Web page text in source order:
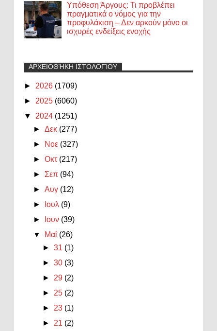
Υπόθεση Άργους: Τι προβλέπει
πραγματικά ο νόμος για την
προφυλάκιση – Δεν αρκούν μόνο οι
ισχυρές ενδείξεις ενοχής
ΑΡΧΕΙΟΘΉΚΗ ΙΣΤΟΛΟΓΊΟΥ
► 2026 (1709)
► 2025 (6060)
▼ 2024 (1251)
►Δεκ (277)
►
Νοε (327)
►Οκτ (217)
► Σεπ (94)
►Αυγ (12)
►
Ιουλ (9)
►
Ιουν (39)
▼
Μαΐ (26)
►31 (1)
►30 (3)
► 29 (2)
► 25 (2)
► 23 (1)
► 21 (2)